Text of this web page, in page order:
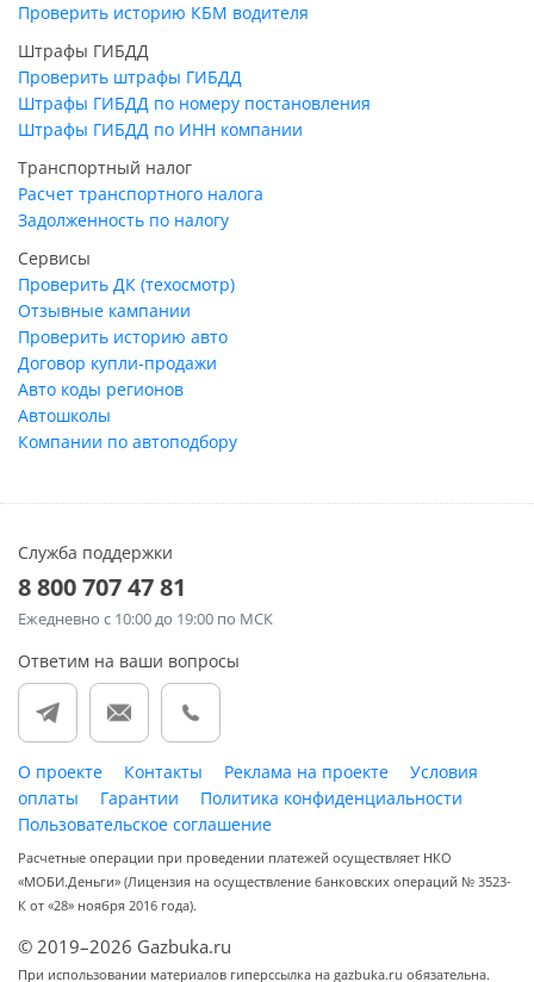
Проверить историю КБМ водителя
Штрафы ГИБДД
Проверить штрафы ГИБДД
Штрафы ГИБДД по номеру постановления
Штрафы ГИБДД по ИНН компании
Транспортный налог
Расчет транспортного налога
Задолженность по налогу
Сервисы
Проверить ДК (техосмотр)
Отзывные кампании
Проверить историю авто
Договор купли-продажи
Авто коды регионов
Автошколы
Компании по автоподбору
Служба поддержки
8 800 707 47 81
Ежедневно с 10:00 до 19:00 по МСК
Ответим на ваши вопросы
О проекте Контакты Реклама на проекте
Условия
оплаты
Гарантии
Политика конфиденциальности
Пользовательское соглашение
Расчетные операции при проведении платежей осуществляет НКО
«МОБИ.Деньги» (Лицензия на осуществление банковских операций № 3523-
К от «28» ноября 2016 года).
© 2019–2026 Gazbuka.ru
При использовании материалов гиперссылка на gazbuka.ru обязательна.